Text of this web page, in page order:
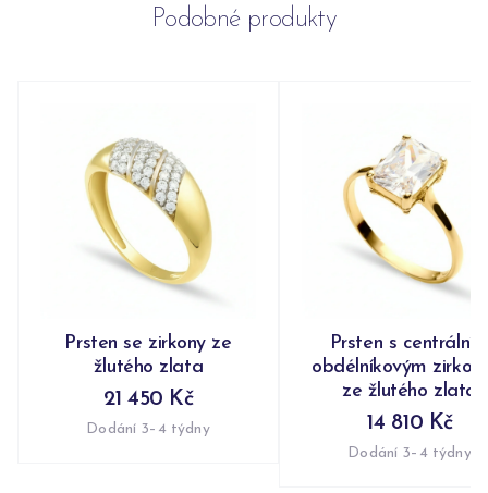
Podobné produkty
Prsten se zirkony ze
žlutého zlata
21 450 Kč
Dodání 3–4 týdny
Prsten s
obdélníkovým
ze žlutého zlata
14 810 Kč
Dodání 3–4 týdny